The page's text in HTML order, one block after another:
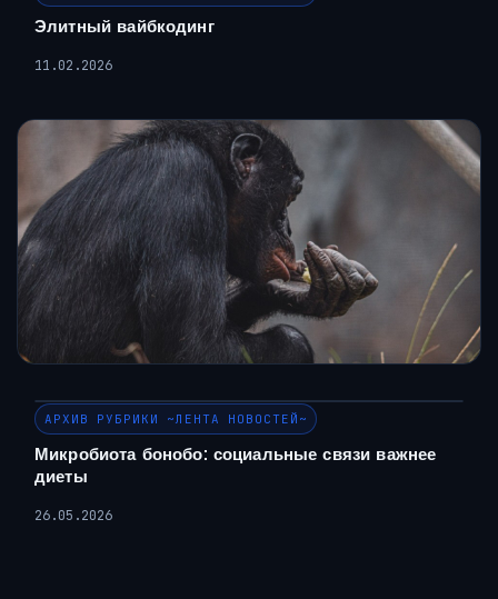
Элитный вайбкодинг
11.02.2026
АРХИВ РУБРИКИ ~ЛЕНТА НОВОСТЕЙ~
Микробиота бонобо: социальные связи важнее
диеты
26.05.2026